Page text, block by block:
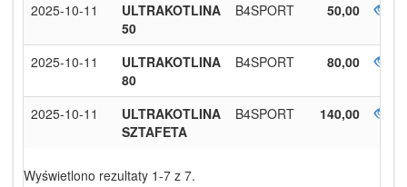
2025-10-11
ULTRAKOTLINA
50
B4SPORT 50,00
2025-10-11
ULTRAKOTLINA
80
B4SPORT 80,00
2025-10-11
ULTRAKOTLINA
SZTAFETA
B4SPORT 140,00
Wyświetlono rezultaty 1-7 z 7.